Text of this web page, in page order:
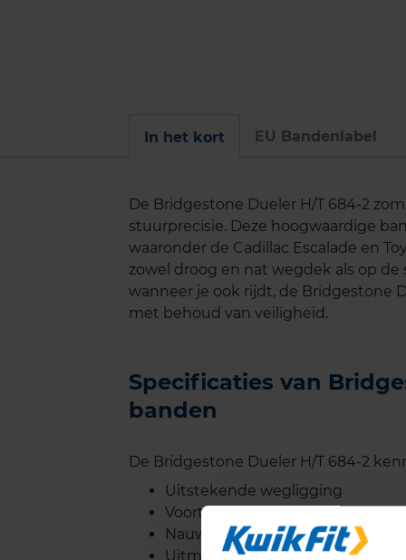
In het kort EU Bandenlabel
De Bridgestone Dueler H/T 684-2
stuurprecisie. Deze hoogwaardige
waaronder de Cadillac Escalade en
zowel droog en nat wegdek als op
wanneer je ook rijdt, de Bridgestone
met behoud van veiligheid.
Specificaties van
banden
De Bridgestone Dueler H/T 684-2
Uitstekende wegligging
Voortreffelijk remgedrag
Nauwkeurige stuurrespons
Uitmuntende grip en tractie